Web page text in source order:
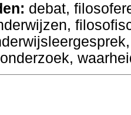
debat,